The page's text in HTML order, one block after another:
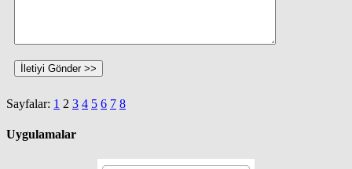
Sayfalar: 1 2 3 4 5 6 7 8
Uygulamalar